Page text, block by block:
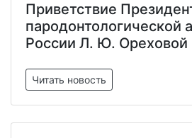
Приветствие
пародонтологической
России Л. Ю. Ореховой
Читать новость